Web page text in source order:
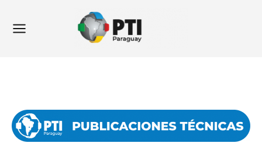
contenido
Menu